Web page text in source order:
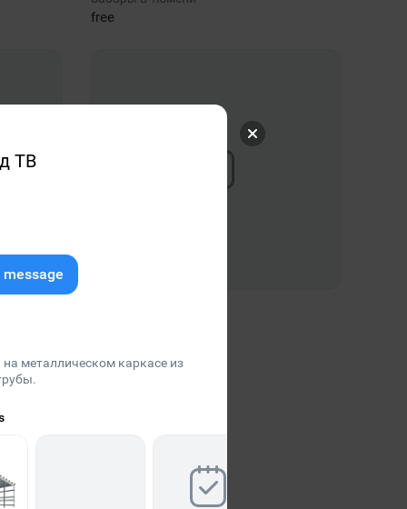
free
ТВ
message
металлическом каркасе из